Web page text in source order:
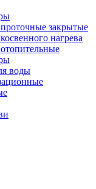
закрытые
нагрева
воды